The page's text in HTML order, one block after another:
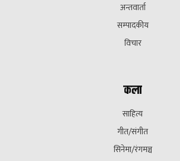
अन्तवार्ता
सम्पादकीय
विचार
कला
साहित्य
गीत/संगीत
सिनेमा/रंगमञ्च